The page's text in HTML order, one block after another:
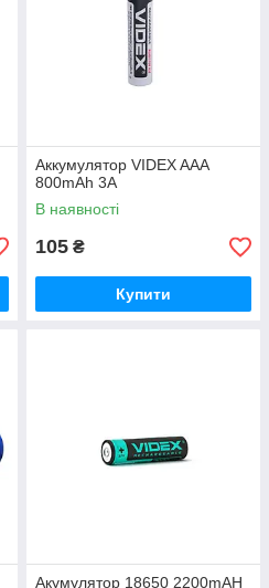
Аккумулятор VIDEX AАA
800mAh 3A
В наявності
105 ₴
Купити
Акумулятор 18650 2200mAH